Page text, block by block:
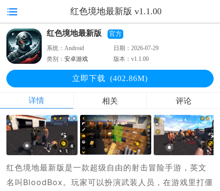
红色境地最新版 v1.1.00
红色境地最新版 官方
系统：Android 日期：2026-07-29
类别：安卓游戏 版本：v1.1.00
立即下载 (402.86M)
详情 相关 评论
红色境地最新版是一款超级自由的射击冒险手游，英文
名叫BloodBox。玩家可以扮演武装人员，在游戏里打僵